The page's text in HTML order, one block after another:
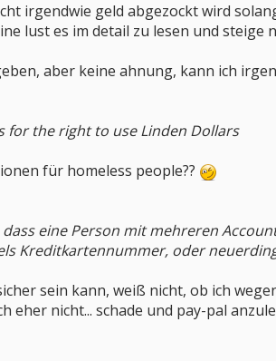
irgendwie geld abgezockt wird
lust es im detail zu lesen und steige
aber keine ahnung, kann ich
for the right to use Linden Dollars
für homeless people??
eine Person mit mehreren
Kreditkartennummer, oder
sein kann, weiß nicht, ob ich
eher nicht... schade und pay-pal